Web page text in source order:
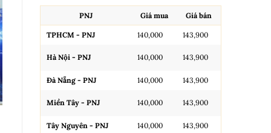
PNJ Giá mua Giá bán
TPHCM - PNJ 140,000 143,900
Hà Nội - PNJ 140,000 143,900
Đà Nẵng - PNJ 140,000 143,900
Miền Tây - PNJ 140,000 143,900
Tây Nguyên - PNJ 140,000 143,900